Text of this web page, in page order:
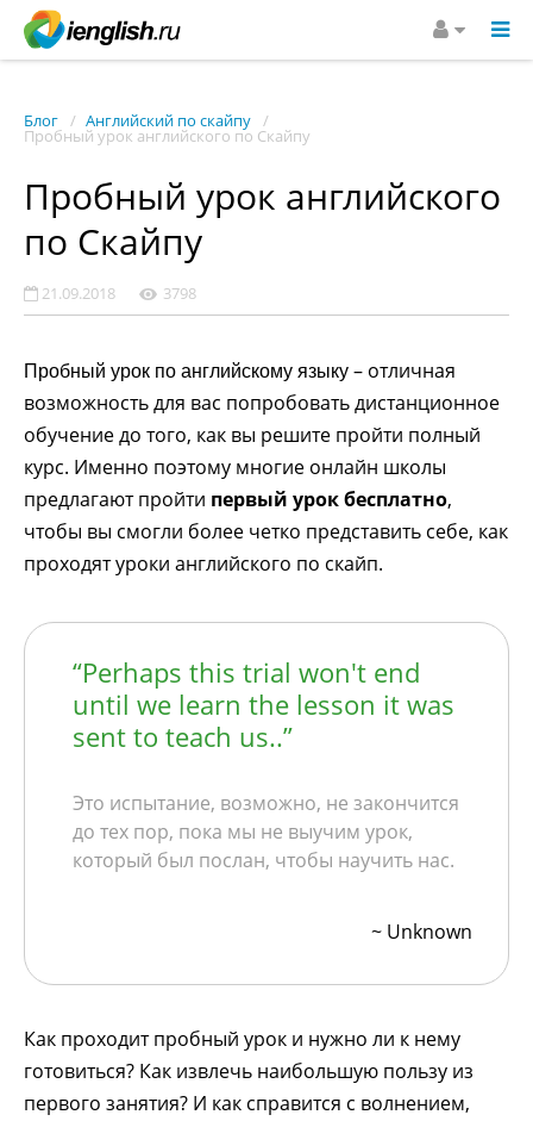
Блог Английский по скайпу
Пробный урок английского по Скайпу
Пробный урок английского
по Скайпу
21.09.2018 3798
Пробный урок по английскому языку – отличная
возможность для вас попробовать дистанционное
обучение до того, как вы решите пройти полный
курс. Именно поэтому многие онлайн школы
предлагают пройти первый урок бесплатно,
чтобы вы смогли более четко представить себе, как
проходят уроки английского по скайп.
“Perhaps this trial won't end
until we learn the lesson it was
sent to teach us..”
Это испытание, возможно, не закончится
до тех пор, пока мы не выучим урок,
который был послан, чтобы научить нас.
~ Unknown
Как проходит пробный урок и нужно ли к нему
готовиться? Как извлечь наибольшую пользу из
первого занятия? И как справится с волнением,